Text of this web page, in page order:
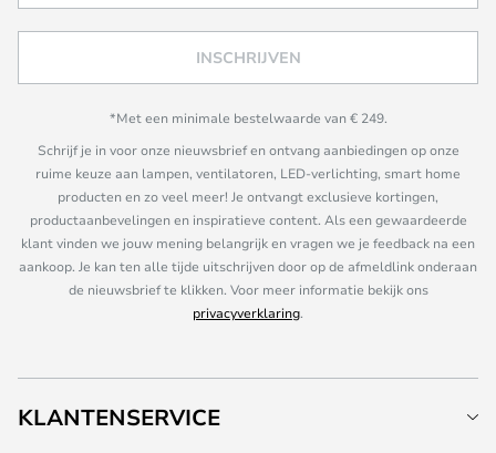
INSCHRIJVEN
*Met een minimale bestelwaarde van € 249.
Schrijf je in voor onze nieuwsbrief en ontvang aanbiedingen op onze
ruime keuze aan lampen, ventilatoren, LED-verlichting, smart home
producten en zo veel meer! Je ontvangt exclusieve kortingen,
productaanbevelingen en inspiratieve content. Als een gewaardeerde
klant vinden we jouw mening belangrijk en vragen we je feedback na een
aankoop. Je kan ten alle tijde uitschrijven door op de afmeldlink onderaan
de nieuwsbrief te klikken. Voor meer informatie bekijk ons
privacyverklaring.
KLANTENSERVICE